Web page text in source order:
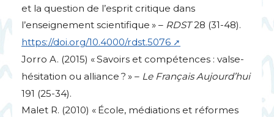
et la question de l’esprit critique dans
l’enseignement scientifique » – RDST28 (31-48).
https://doi.org/10.4000/rdst.5076
Jorro A. (2015) «Savoirs et compétences : valse-
hésitation ou alliance ? » – Le Français Aujourd’hui
191 (25-34).
Malet R. (2010) « École, médiations et réformes